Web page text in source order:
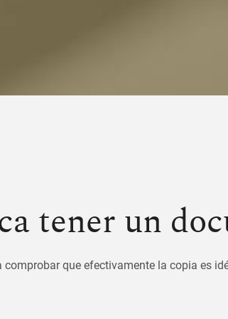
tener un
que efectivamente la copia es